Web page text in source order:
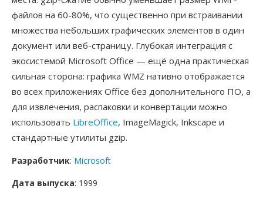
файлов на 60-80%, что существенно при встраивании
множества небольших графических элементов в один
документ или веб-страницу. Глубокая интеграция с
экосистемой Microsoft Office — ещё одна практическая
сильная сторона: графика WMZ нативно отображается
во всех приложениях Office без дополнительного ПО, а
для извлечения, распаковки и конвертации можно
использовать LibreOffice, ImageMagick, Inkscape и
стандартные утилиты gzip.
Разработчик: Microsoft
Дата выпуска: 1999